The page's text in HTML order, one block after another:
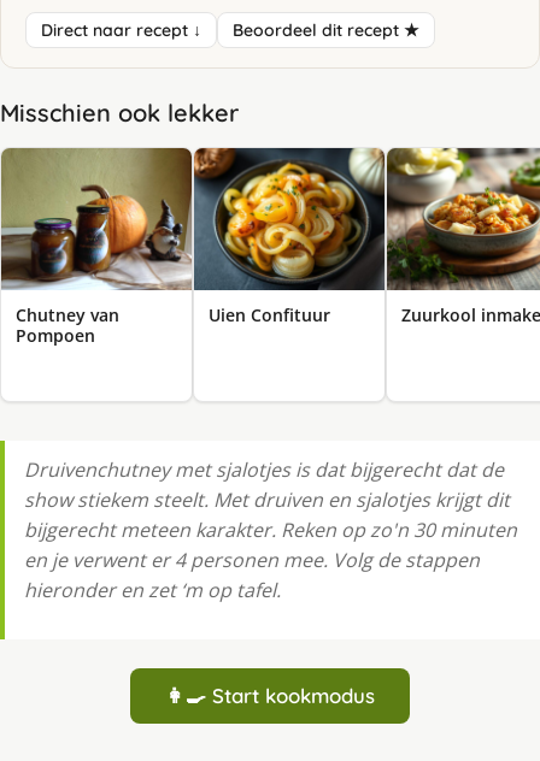
Direct naar recept ↓ Beoordeel dit recept ★
Misschien ook lekker
Chutney van
Pompoen
Uien Confituur Zuurkool
Druivenchutney met sjalotjes is dat bijgerecht dat de
show stiekem steelt. Met druiven en sjalotjes krijgt dit
bijgerecht meteen karakter. Reken op zo'n 30 minuten
en je verwent er 4 personen mee. Volg de stappen
hieronder en zet ‘m op tafel.
👩‍🍳 Start kookmodus